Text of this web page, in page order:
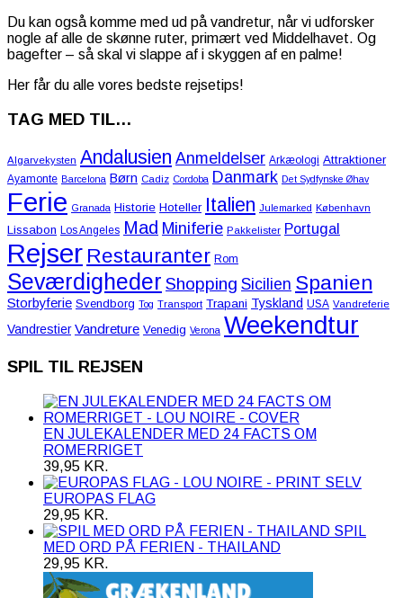
Du kan også komme med ud på vandretur, når vi udforsker
nogle af alle de skønne ruter, primært ved Middelhavet. Og
bagefter – så skal vi slappe af i skyggen af en palme!
Her får du alle vores bedste rejsetips!
TAG MED TIL…
Algarvekysten Andalusien Anmeldelser Arkæologi Attraktioner
Ayamonte Barcelona Børn Cadiz Cordoba Danmark Det Sydfynske Øhav
Ferie Granada Historie Hoteller Italien Julemarked København
Lissabon Los Angeles Mad Miniferie Pakkelister Portugal
Rejser Restauranter Rom
Seværdigheder Shopping Sicilien Spanien
Storbyferie Svendborg Tog Transport Trapani Tyskland USA Vandreferie
Vandrestier Vandreture Venedig Verona Weekendtur
SPIL TIL REJSEN
EN JULEKALENDER MED 24 FACTS OM
ROMERRIGET
39,95 KR.
EUROPAS FLAG
29,95 KR.
SPIL
MED ORD PÅ FERIEN - THAILAND
29,95 KR.